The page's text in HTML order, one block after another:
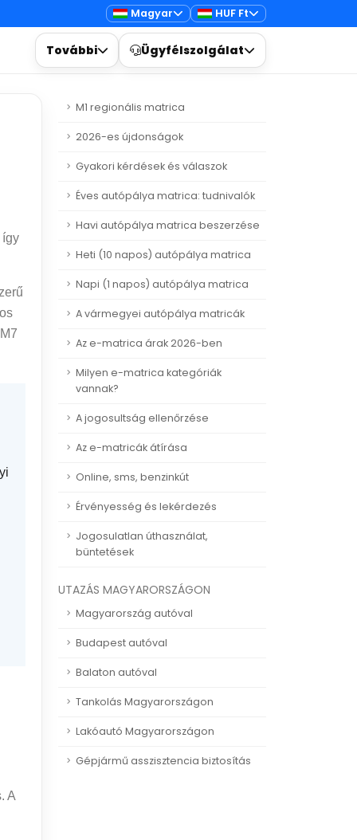
Magyar HUF Ft
További Ügyfélszolgálat
így
A
M1 regionális matrica
2026-es újdonságok
Gyakori kérdések és válaszok
Éves autópálya matrica: tudnivalók
Havi autópálya matrica beszerzése
Heti (10 napos) autópálya matrica
Napi (1 napos) autópálya matrica
A vármegyei autópálya matricák
Az e-matrica árak 2026-ben
Milyen e-matrica kategóriák
vannak?
A jogosultság ellenőrzése
Az e-matricák átírása
Online, sms, benzinkút
Érvényesség és lekérdezés
Jogosulatlan úthasználat,
büntetések
UTAZÁS MAGYARORSZÁGON
Magyarország autóval
Budapest autóval
Balaton autóval
Tankolás Magyarországon
Lakóautó Magyarországon
Gépjármű asszisztencia biztosítás